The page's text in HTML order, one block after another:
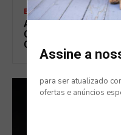
BLOG
ANSIEDADE NOS
QUE MUITOS
GATOS
Assine a
para ser atualizado
ofertas e anúncios